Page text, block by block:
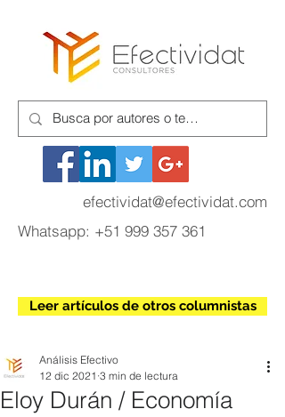
efectividat@efectividat.com
Whatsapp: +51 999 357 361
Leer artículos de otros columnistas
Eloy Durán / Economía
Análisis Efectivo
12 dic 2021 3 min de lectura